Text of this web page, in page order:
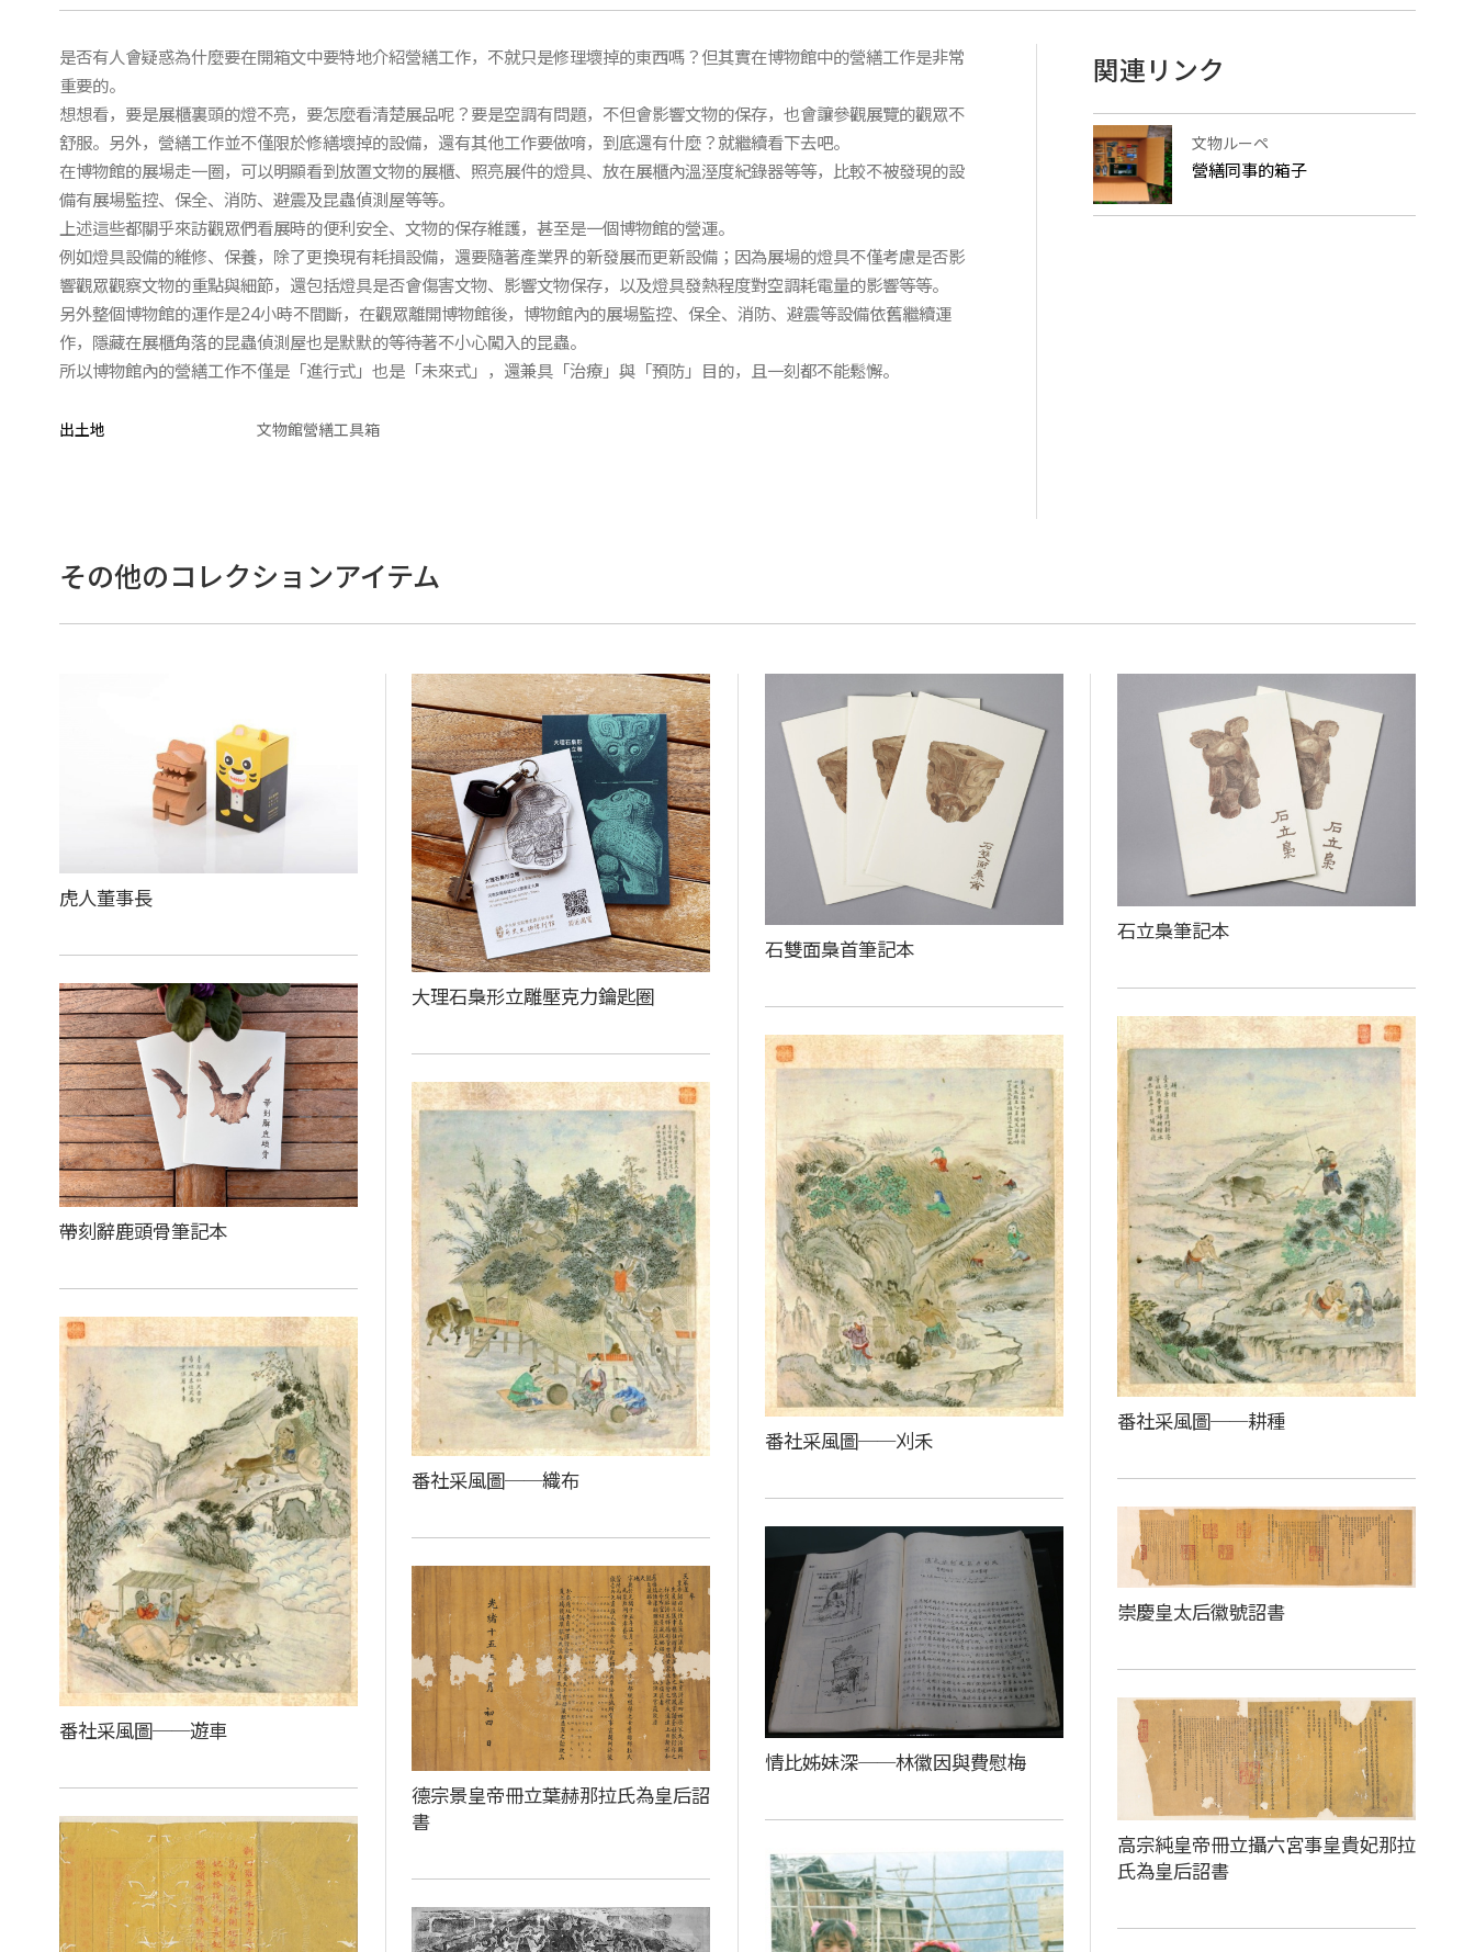
是否有人會疑惑為什麼要在開箱文中要特地介紹營繕工作，不就只是修理壞掉的東西嗎？但其實在博物館中的營繕工作是非常
重要的。
想想看，要是展櫃裏頭的燈不亮，要怎麼看清楚展品呢？要是空調有問題，不但會影響文物的保存，也會讓參觀展覽的觀眾不
舒服。另外，營繕工作並不僅限於修繕壞掉的設備，還有其他工作要做唷，到底還有什麼？就繼續看下去吧。
在博物館的展場走一圈，可以明顯看到放置文物的展櫃、照亮展件的燈具、放在展櫃內溫溼度紀錄器等等，比較不被發現的設
備有展場監控、保全、消防、避震及昆蟲偵測屋等等。
上述這些都關乎來訪觀眾們看展時的便利安全、文物的保存維護，甚至是一個博物館的營運。
例如燈具設備的維修、保養，除了更換現有耗損設備，還要隨著產業界的新發展而更新設備；因為展場的燈具不僅考慮是否影
響觀眾觀察文物的重點與細節，還包括燈具是否會傷害文物、影響文物保存，以及燈具發熱程度對空調耗電量的影響等等。
另外整個博物館的運作是24小時不間斷，在觀眾離開博物館後，博物館內的展場監控、保全、消防、避震等設備依舊繼續運
作，隱藏在展櫃角落的昆蟲偵測屋也是默默的等待著不小心闖入的昆蟲。
所以博物館內的營繕工作不僅是「進行式」也是「未來式」，還兼具「治療」與「預防」目的，且一刻都不能鬆懈。
出土地 文物館營繕工具箱
関連リンク
文物ルーペ
營繕同事的箱子
その他のコレクションアイテム
虎人董事長
大理石梟形立雕壓克力鑰匙圈
石雙面梟首筆記本
石立梟筆記本
帶刻辭鹿頭骨筆記本
番社采風圖──耕種
番社采風圖──刈禾
番社采風圖──織布
番社采風圖──遊車
崇慶皇太后徽號詔書
情比姊妹深──林徽因與費慰梅
德宗景皇帝冊立葉赫那拉氏為皇后詔
書
高宗純皇帝冊立攝六宮事皇貴妃那拉
氏為皇后詔書